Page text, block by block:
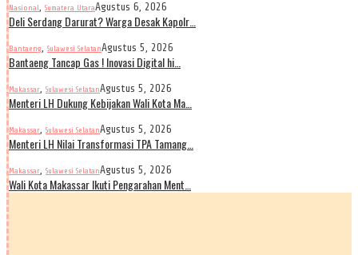
Nasional, Sumatera UtaraAgustus 6, 2026
Deli Serdang Darurat? Warga Desak Kapolr…
Bantaeng, Sulawesi SelatanAgustus 5, 2026
Bantaeng Tancap Gas ! Inovasi Digital hi…
Makassar, Sulawesi SelatanAgustus 5, 2026
Menteri LH Dukung Kebijakan Wali Kota Ma…
Makassar, Sulawesi SelatanAgustus 5, 2026
Menteri LH Nilai Transformasi TPA Tamang…
Makassar, Sulawesi SelatanAgustus 5, 2026
Wali Kota Makassar Ikuti Pengarahan Ment…